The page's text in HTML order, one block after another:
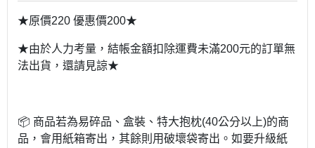
★原價220 優惠價200★
★由於人力考量，結帳金額扣除運費未滿200元的訂單無
法出貨，還請見諒★
📦 商品若為易碎品、盒裝、特大抱枕(40公分以上)的商
品，會用紙箱寄出，其餘則用破壞袋寄出。如要升級紙